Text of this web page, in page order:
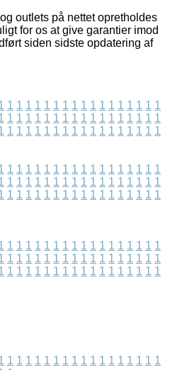
outlets på nettet opretholdes
for os at give garantier imod
siden sidste opdatering af
1 1 1 1 1 1 1 1 1 1 1 1 1 1 1 1 1
1 1 1 1 1 1 1 1 1 1 1 1 1 1 1 1 1
1 1 1 1 1 1 1 1 1 1 1 1 1 1 1 1 1
1 1 1 1 1 1 1 1 1 1 1 1 1 1 1 1 1
1 1 1 1 1 1 1 1 1 1 1 1 1 1 1 1 1
1 1 1 1 1 1 1 1 1 1 1 1 1 1 1 1 1
1 1 1 1 1 1 1 1 1 1 1 1 1 1 1 1 1
1 1 1 1 1 1 1 1 1 1 1 1 1 1 1 1 1
1 1 1 1 1 1 1 1 1 1 1 1 1 1 1 1 1
1 1 1 1 1 1 1 1 1 1 1 1 1 1 1 1 1